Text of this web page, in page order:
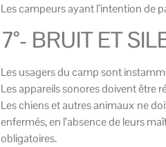
Les campeurs ayant l’intention de
7°- BRUIT ET
Les usagers du camp sont
Les appareils sonores doivent être
Les chiens et autres animaux ne
enfermés, en l’absence de leurs
obligatoires.